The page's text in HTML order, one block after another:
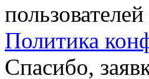
Политика
Спасибо,